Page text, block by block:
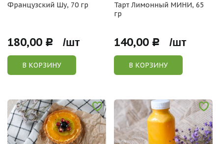
Французский Шу, 70 гр
180,00 Р /шт
В КОРЗИНУ
Тарт Лимонный МИНИ, 65
гр
140,00 Р /шт
В КОРЗИНУ